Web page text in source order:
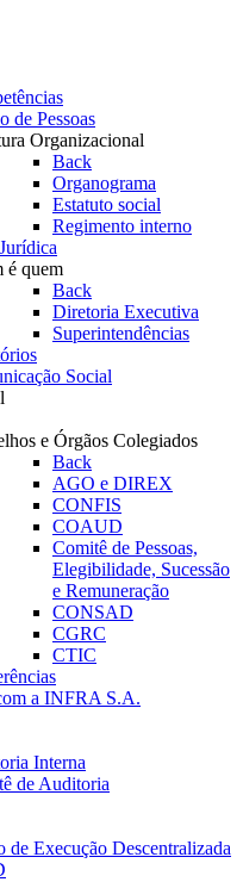
de Pessoas
Organizacional
Back
Organograma
Estatuto social
Regimento interno
é quem
Back
Diretoria Executiva
Superintendências
Social
e Órgãos Colegiados
Back
AGO e DIREX
CONFIS
COAUD
Comitê de Pessoas,
Elegibilidade, Sucessão
e Remuneração
CONSAD
CGRC
CTIC
a INFRA S.A.
Interna
de Auditoria
de Execução Descentralizada